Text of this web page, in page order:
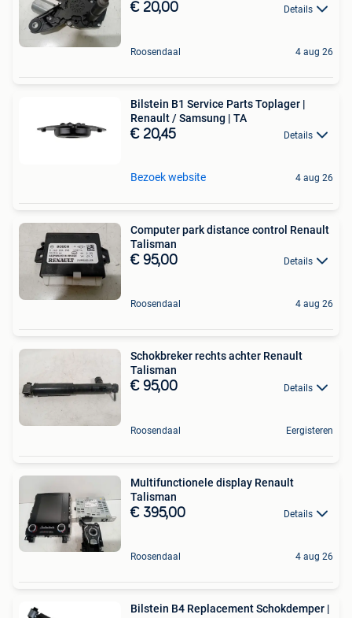
€ 20,00 Details
Roosendaal 4 aug 26
Bilstein B1 Service Parts Toplager |
Renault / Samsung | TA
€ 20,45 Details
Bezoek website 4 aug 26
Computer park distance control Renault
Talisman
€ 95,00 Details
Roosendaal 4 aug 26
Schokbreker rechts achter Renault
Talisman
€ 95,00 Details
Roosendaal Eergisteren
Multifunctionele display Renault
Talisman
€ 395,00 Details
Roosendaal 4 aug 26
Bilstein B4 Replacement Schokdemper |